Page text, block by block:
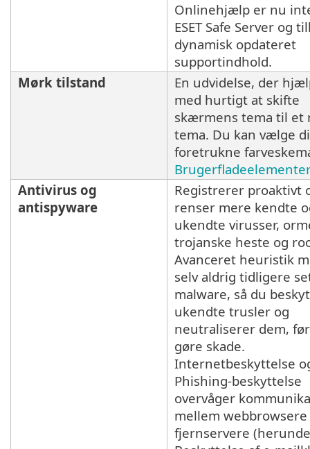
Onlinehjælp er nu
ESET Safe Server og
dynamisk opdateret
supportindhold.
Mørk tilstand
En udvidelse, der
med hurtigt at skifte
skærmens tema til et
tema. Du kan vælge
foretrukne
Brugerfladeelementer
Antivirus og
antispyware
Registrerer proaktivt
renser mere kendte
ukendte virusser,
trojanske heste og
Avanceret heuristik
selv aldrig tidligere
malware, så du
ukendte trusler og
neutraliserer dem,
gøre skade.
Internetbeskyttelse
Phishing-beskyttelse
overvåger
mellem webbrowsere
fjernservere